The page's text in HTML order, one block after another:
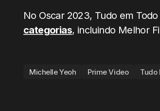
No Oscar 2023, Tudo em
categorias, incluindo Melhor
Michelle Yeoh Prime Video Tudo